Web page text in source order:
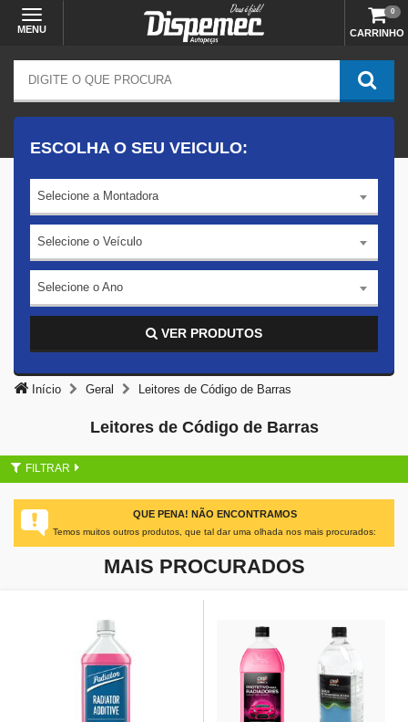
MENU CARRINHO
0
ESCOLHA O SEU VEICULO:
Selecione a Montadora
Selecione o Veículo
Selecione o Ano
VER PRODUTOS
Início Geral Leitores de Código de Barras
Leitores de Código de Barras
FILTRAR
QUE PENA! NÃO ENCONTRAMOS
Temos muitos outros produtos, que tal dar uma olhada nos mais procurados:
MAIS PROCURADOS